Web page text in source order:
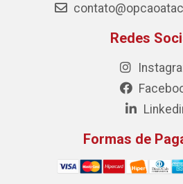
Redes
Formas de